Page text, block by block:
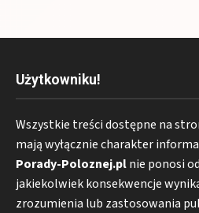
Użytkowniku!
Wszystkie treści dostępne na
mają wyłącznie charakter
Porady-Poloznej.plnie ponosi
jakiekolwiek konsekwencje
zrozumienia lub zastosowania